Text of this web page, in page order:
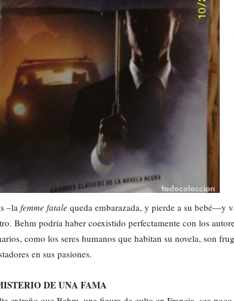
–la femme fatale queda embarazada, y pierde a su bebé—y
Behm podría haber coexistido perfectamente con los
como los seres humanos que habitan su novela, son
en sus pasiones.
DE UNA FAMA